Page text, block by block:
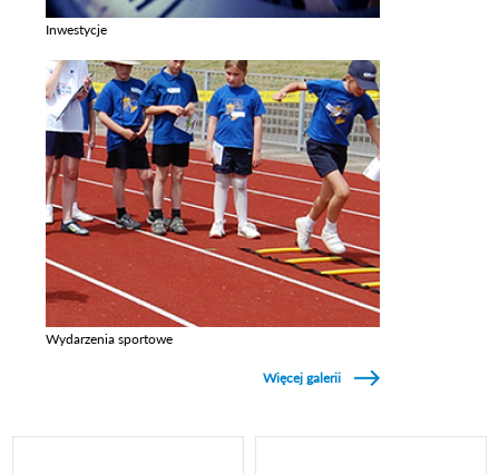
Inwestycje
Wydarzenia sportowe
Więcej galerii